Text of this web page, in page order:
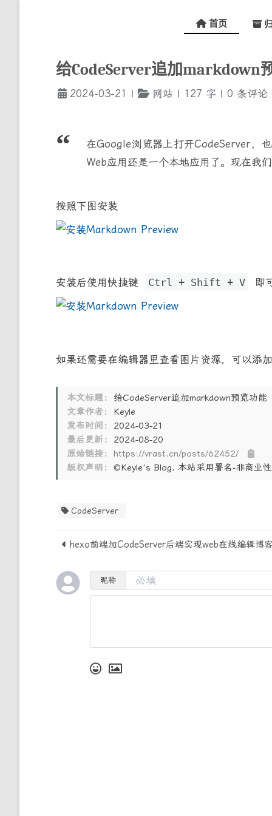
首页
给CodeServer追加markdown
2024-03-21 | 网站 | 127 字 | 0 条评论
在Google浏览器上打开CodeServer，
Web应用还是一个本地应用了。现在我
按照下图安装
安装后使用快捷键 Ctrl + Shift + V 即
如果还需要在编辑器里查看图片资源，可以添加
本文标题：
给CodeServer追加markdown预览功能
文章作者：
Keyle
发布时间：
2024-03-21
最后更新：
2024-08-20
原始链接：
https://vrast.cn/posts/62452/
版权声明：
©Keyle's Blog. 本站采用署名-非商业
CodeServer
hexo前端加CodeServer后端实现web在线编辑博
昵称